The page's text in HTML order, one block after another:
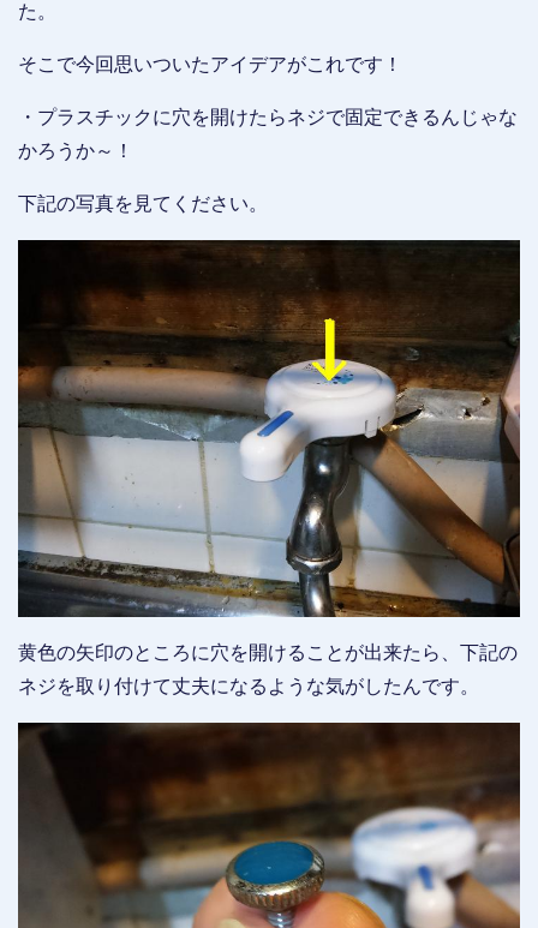
た。
そこで今回思いついたアイデアがこれです！
・プラスチックに穴を開けたらネジで固定できるんじゃな
かろうか～！
下記の写真を見てください。
黄色の矢印のところに穴を開けることが出来たら、下記の
ネジを取り付けて丈夫になるような気がしたんです。